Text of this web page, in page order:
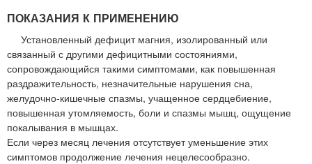
ПОКАЗАНИЯ К ПРИМЕНЕНИЮ
Установленный дефицит магния, изолированный или
связанный с другими дефицитными состояниями,
сопровождающийся такими симптомами, как повышенная
раздражительность, незначительные нарушения сна,
желудочно-кишечные спазмы, учащенное сердцебиение,
повышенная утомляемость, боли и спазмы мышц, ощущение
покалывания в мышцах.
Если через месяц лечения отсутствует уменьшение этих
симптомов продолжение лечения нецелесообразно.